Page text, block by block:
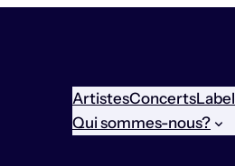
ArtistesConcertsLabel
Qui sommes-nous?